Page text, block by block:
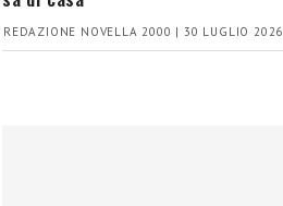
REDAZIONE NOVELLA 2000 | 30 LUGLIO 2026